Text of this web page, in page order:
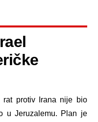
rat protiv Irana nije bio
u Jeruzalemu. Plan je